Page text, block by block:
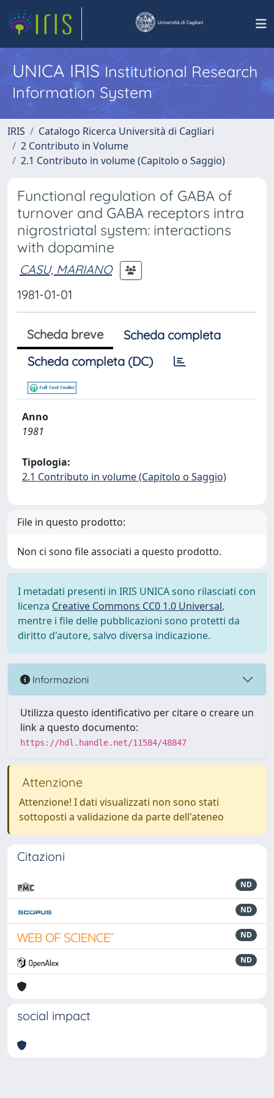
UNICA IRISInstitutional Research
Information System
IRIS
Catalogo Ricerca Università di Cagliari
2 Contributo in Volume
2.1 Contributo in volume (Capitolo o Saggio)
Functional regulation of GABA of
turnover and GABA receptors intra
nigrostriatal system: interactions
with dopamine
CASU, MARIANO
1981-01-01
Scheda breve
Scheda completa
Scheda completa (DC)
Anno
1981
Tipologia:
2.1 Contributo in volume (Capitolo o Saggio)
File in questo prodotto:
Non ci sono file associati a questo prodotto.
I metadati presenti in IRIS UNICA sono rilasciati con
licenza Creative Commons CC0 1.0 Universal,
mentre i file delle pubblicazioni sono protetti da
diritto d'autore, salvo diversa indicazione.
Informazioni
Utilizza questo identificativo per citare o creare un
link a questo documento:
https://hdl.handle.net/11584/48847
Attenzione
Attenzione! I dati visualizzati non sono stati
sottoposti a validazione da parte dell'ateneo
Citazioni
ND
ND
ND
ND
social impact